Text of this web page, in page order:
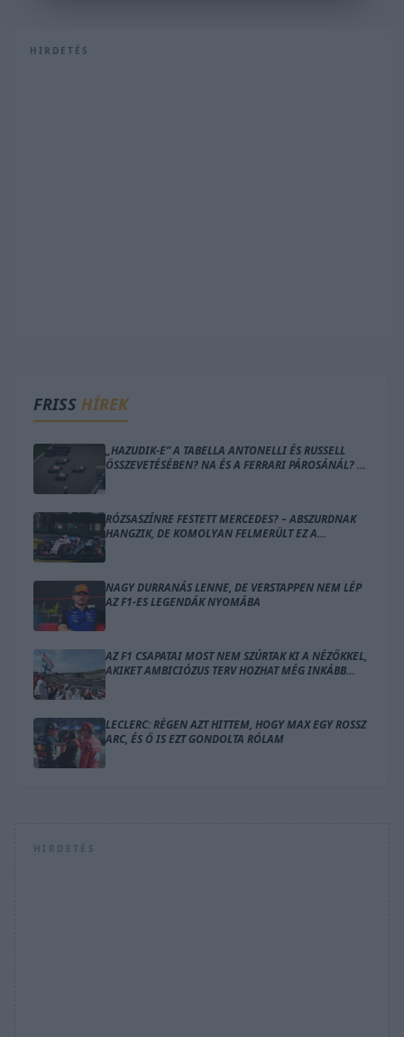
HIRDETÉS
FRISS HÍREK
„HAZUDIK-E” A TABELLA ANTONELLI ÉS RUSSELL
ÖSSZEVETÉSÉBEN? NA ÉS A FERRARI PÁROSÁNÁL? –
RÓZSASZÍNRE FESTETT MERCEDES? – ABSZURDNAK
HANGZIK, DE KOMOLYAN FELMERÜLT EZ A
NAGY DURRANÁS LENNE, DE VERSTAPPEN NEM LÉP
AZ F1-ES LEGENDÁK NYOMÁBA
AZ F1 CSAPATAI MOST NEM SZÚRTAK KI A NÉZŐKKEL,
AKIKET AMBICIÓZUS TERV HOZHAT MÉG INKÁBB
LECLERC: RÉGEN AZT HITTEM, HOGY MAX EGY ROSSZ
ARC, ÉS Ő IS EZT GONDOLTA RÓLAM
HIRDETÉS